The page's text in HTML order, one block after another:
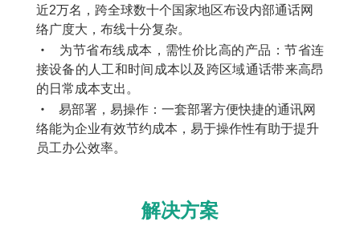
近2万名，跨全球数十个国家地区布设内部通话网
络广度大，布线十分复杂。
•
为节省布线成本，需性价比高的产品：节省连
接设备的人工和时间成本以及跨区域通话带来高昂
的日常成本支出。
•
易部署，易操作：一套部署方便快捷的通讯网
络能为企业有效节约成本，易于操作性有助于提升
员工办公效率。
解决方案